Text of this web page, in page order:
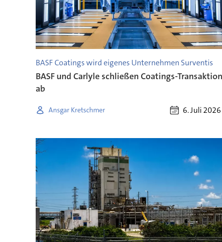
BASF Coatings wird eigenes Unternehmen Surventis
BASF und Carlyle schließen Coatings-Transaktion
ab
Ansgar Kretschmer 6. Juli 2026